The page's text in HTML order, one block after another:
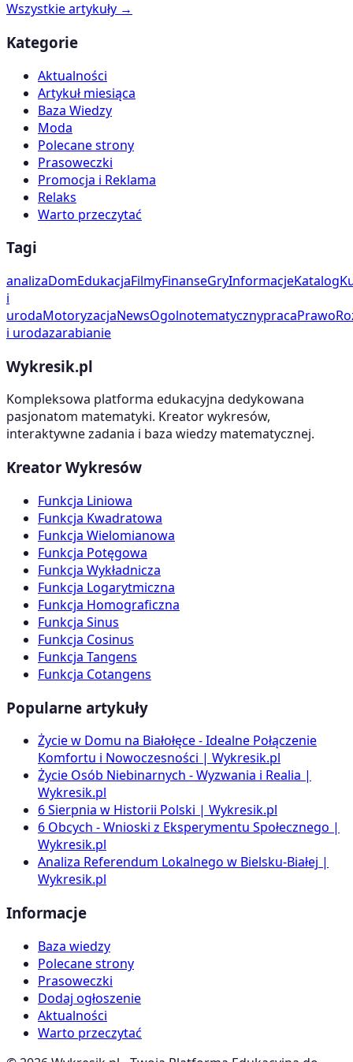
Wszystkie artykuły →
Kategorie
Aktualności
Artykuł miesiąca
Baza Wiedzy
Moda
Polecane strony
Prasoweczki
Promocja i Reklama
Relaks
Warto przeczytać
Tagi
analizaDomEdukacjaFilmyFinanseGryInformacjeKatalog
i
urodaMotoryzacjaNewsOgolnotematycznypracaPrawo
i urodazarabianie
Wykresik.pl
Kompleksowa platforma edukacyjna dedykowana
pasjonatom matematyki. Kreator wykresów,
interaktywne zadania i baza wiedzy matematycznej.
Kreator Wykresów
Funkcja Liniowa
Funkcja Kwadratowa
Funkcja Wielomianowa
Funkcja Potęgowa
Funkcja Wykładnicza
Funkcja Logarytmiczna
Funkcja Homograficzna
Funkcja Sinus
Funkcja Cosinus
Funkcja Tangens
Funkcja Cotangens
Popularne artykuły
Życie w Domu na Białołęce - Idealne Połączenie
Komfortu i Nowoczesności | Wykresik.pl
Życie Osób Niebinarnych - Wyzwania i Realia |
Wykresik.pl
6 Sierpnia w Historii Polski | Wykresik.pl
6 Obcych - Wnioski z Eksperymentu Społecznego |
Wykresik.pl
Analiza Referendum Lokalnego w Bielsku-Białej |
Wykresik.pl
Informacje
Baza wiedzy
Polecane strony
Prasoweczki
Dodaj ogłoszenie
Aktualności
Warto przeczytać